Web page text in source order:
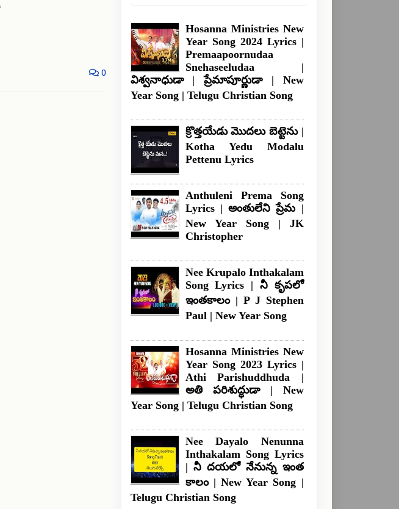
0
Hosanna Ministries New
Year Song 2024 Lyrics |
Premaapoornudaa
Snehaseeludaa |
విశ్వనాధుడా | ప్రేమాపూర్ణుడా | New
Year Song | Telugu Christian Song
క్రొత్తయేడు మొదలు బెట్టెను |
Kotha Yedu Modalu
Pettenu Lyrics
Anthuleni Prema Song
Lyrics | అంతులేని ప్రేమ |
New Year Song | JK
Christopher
Nee Krupalo Inthakalam
Song Lyrics | నీ కృపలో
ఇంతకాలం | P J Stephen
Paul | New Year Song
Hosanna Ministries New
Year Song 2023 Lyrics |
Athi Parishuddhuda |
అతి పరిశుద్ధుడా | New
Year Song | Telugu Christian Song
Nee Dayalo Nenunna
Inthakalam Song Lyrics
| నీ దయలో నేనున్న ఇంత
కాలం | New Year Song |
Telugu Christian Song